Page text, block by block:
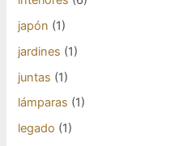
japón (1)
jardines (1)
juntas (1)
lámparas (1)
legado (1)